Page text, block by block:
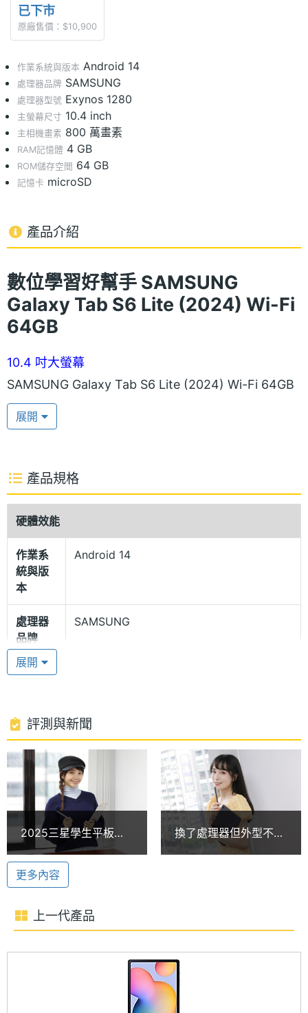
已下市
原廠售價：$10,900
作業系統與版本 Android 14
處理器品牌 SAMSUNG
處理器型號 Exynos 1280
主螢幕尺寸 10.4 inch
主相機畫素 800 萬畫素
RAM記憶體 4 GB
ROM儲存空間 64 GB
記憶卡 microSD
產品介紹
數位學習好幫手 SAMSUNG
Galaxy Tab S6 Lite (2024) Wi-Fi
64GB
10.4 吋大螢幕
SAMSUNG Galaxy Tab S6 Lite (2024) Wi-Fi 64GB
採用 10.4 吋 2,000 x 1,200pixels 解析度 TFT 螢幕，
搭配數位講義輕鬆閱讀不費力，同時支援多重視窗、
建 Samsung DeX 功能，可將平板畫面以類 PC 版面
進行呈現，有效協助快速瀏覽、操作不同應用程式，
提供宛如筆電般的生產力。
AKG 雙揚聲器
SAMSUNG Galaxy Tab S6 Lite (2024) Wi-Fi 64GB
具備 AKG 雙揚聲器與杜比環繞音效，可讓你在休閒之
餘享有出色的影音娛樂體驗，耳機黨朋友還能透過
3.5mm 音源孔，享受高品質無延遲的聲音饗宴。相機
部分，後置 800 萬畫素主鏡頭，可提供文件掃描、素
功能。
支援 1TB 記憶卡擴充
SAMSUNG Galaxy Tab S6 Lite (2024) Wi-Fi 64GB
運行 Android 14 作業系統、One UI 6.1 操作介面，搭
載 SAMSUNG Exynos 1280 八核心處理器，內建
4GB RAM / 64GB ROM，支援 microSD 記憶卡擴
充，最高可擴充至 1TB 儲存空間，方便存放各式講
義、報告、影音素材等檔案。續航部分，內建
7,040mAh 電池，提供長效的續航表現。
盒裝隨附 S Pen 手寫筆
SAMSUNG Galaxy Tab S6 Lite (2024) Wi-Fi 64GB
盒裝隨附 S Pen 手寫筆，搭配圓潤的筆身設計，不僅
展開
產品規格
硬體效能
作業系
統與版
本
Android 14
處理器
品牌
SAMSUNG
處理器
處理器
時脈
2.4+2 GHz
處理器
核心數
8
圖形處
理器
Mali-G68
RAM記
憶體
ROM儲
64 GB
展開
評測與新聞
2025三星學生平板推
薦！萬元預算的Tab
S6 Lite、Tab S7 FE與
Tab S9 FE超詳細購買
換了處理器但外型不
變！SAMSUNG Tab
更多內容
上一代產品